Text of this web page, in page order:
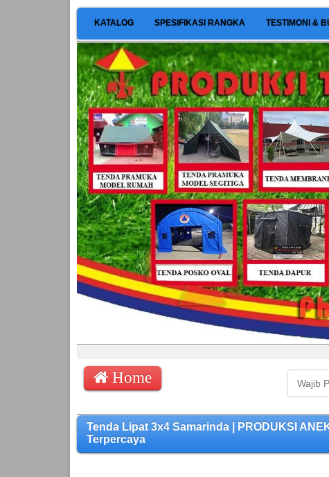
KATALOG SPESIFIKASI RANGKA TESTIMONI &
Home
Tenda Lipat 3x4 Samarinda | PRODUKSI
Terpercaya